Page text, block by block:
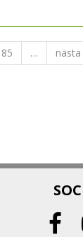
85 …
nästa